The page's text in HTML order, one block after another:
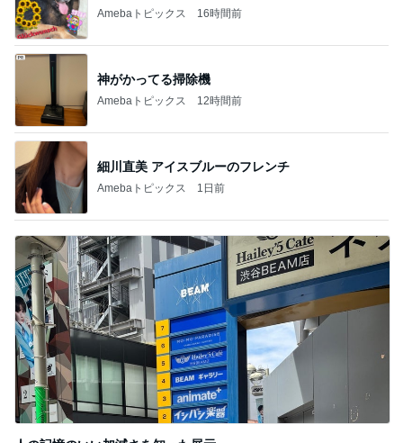
Amebaトピックス 16時間前
神がかってる掃除機
Amebaトピックス 12時間前
細川直美 アイスブルーのフレンチ
Amebaトピックス 1日前